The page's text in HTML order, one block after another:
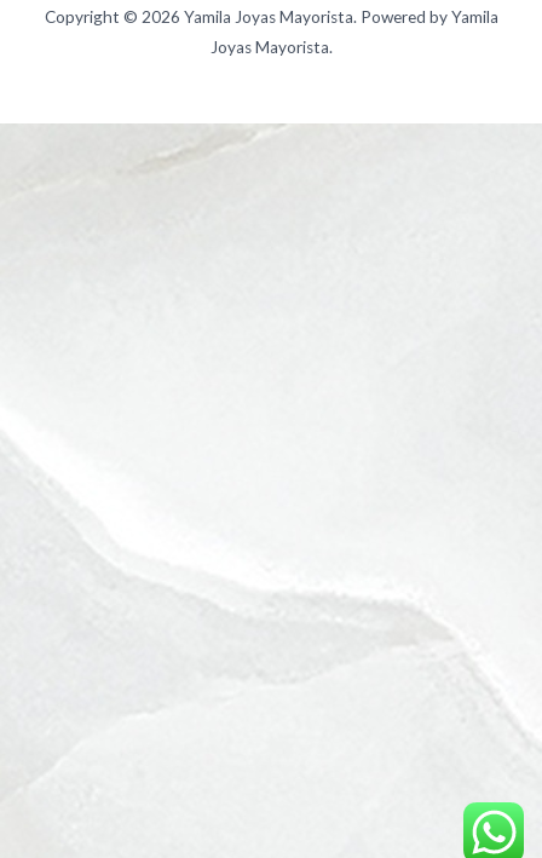
Copyright © 2026 Yamila Joyas Mayorista. Powered by Yamila
Joyas Mayorista.